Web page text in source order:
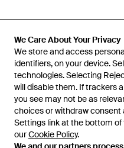
We Care About Your Privacy
We store and access
identifiers, on your device.
technologies. Selecting
will disable them. If trackers
you see may not be as
choices or withdraw
Settings link at the bottom
ourCookie Policy.
Hulp en informatie